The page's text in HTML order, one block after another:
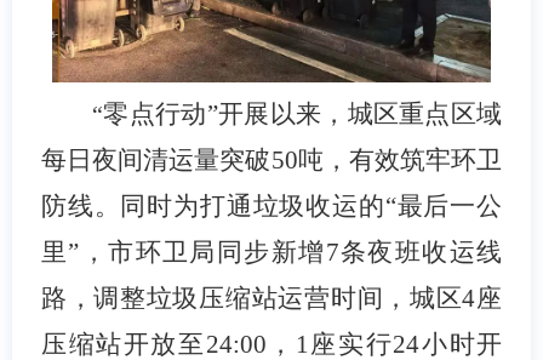
“零点行动”开展以来，城区重点区域
每日夜间清运量突破50吨，有效筑牢环卫
防线。同时为打通垃圾收运的“最后一公
里”，市环卫局同步新增7条夜班收运线
路，调整垃圾压缩站运营时间，城区4座
压缩站开放至24:00 ， 1座实行24小时开